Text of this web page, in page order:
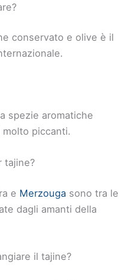
conservato e olive è il
spezie aromatiche
piccanti.
tajine?
e Merzouga sono tra le
dagli amanti della
il tajine?